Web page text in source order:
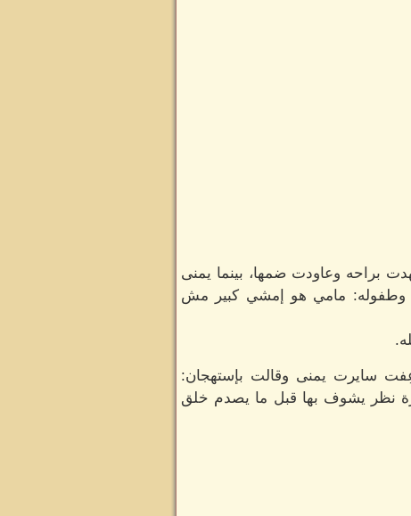
براحه وعاودت ضمها، بينما يمنى
وطفوله: مامي هو إمشي كبير مش
سايرت يمنى وقالت بإستهجان:
نظر يشوف بها قبل ما يصدم خلق